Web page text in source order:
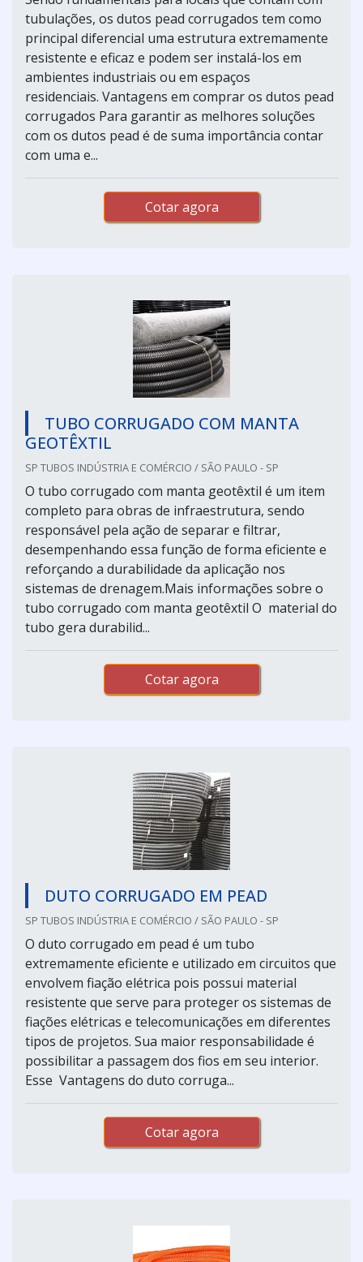
tubulações, os dutos pead corrugados tem como
principal diferencial uma estrutura extremamente
resistente e eficaz e podem ser instalá-los em
ambientes industriais ou em espaços
residenciais. Vantagens em comprar os dutos pead
corrugados Para garantir as melhores soluções
com os dutos pead é de suma importância contar
com uma e...
Cotar agora
TUBO CORRUGADO COM MANTA
GEOTÊXTIL
SP TUBOS INDÚSTRIA E COMÉRCIO / SÃO PAULO - SP
O tubo corrugado com manta geotêxtil é um item
completo para obras de infraestrutura, sendo
responsável pela ação de separar e filtrar,
desempenhando essa função de forma eficiente e
reforçando a durabilidade da aplicação nos
sistemas de drenagem.Mais informações sobre o
tubo corrugado com manta geotêxtil O material do
tubo gera durabilid...
Cotar agora
DUTO CORRUGADO EM PEAD
SP TUBOS INDÚSTRIA E COMÉRCIO / SÃO PAULO - SP
O duto corrugado em pead é um tubo
extremamente eficiente e utilizado em circuitos que
envolvem fiação elétrica pois possui material
resistente que serve para proteger os sistemas de
fiações elétricas e telecomunicações em diferentes
tipos de projetos. Sua maior responsabilidade é
possibilitar a passagem dos fios em seu interior.
Esse Vantagens do duto corruga...
Cotar agora